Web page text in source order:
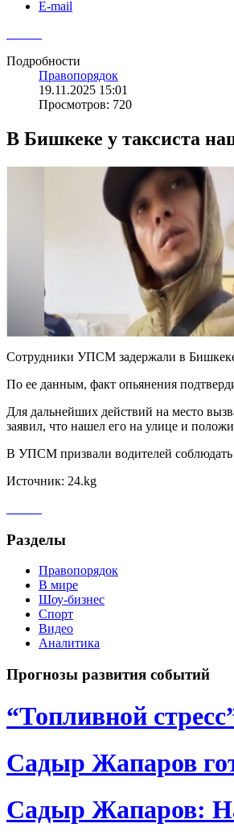
E-mail
Подробности
Правопорядок
19.11.2025 15:01
Просмотров: 720
В Бишкеке у таксиста
Сотрудники УПСМ задержали в Бишкеке
По ее данным, факт опьянения
Для дальнейших действий на место
заявил, что нашел его на улице и
В УПСМ призвали водителей соблюдать
Источник: 24.kg
Разделы
Правопорядок
В мире
Шоу-бизнес
Спорт
Видео
Аналитика
Прогнозы развития событий
“Топливной
Садыр Жапаров
Садыр Жапаров: